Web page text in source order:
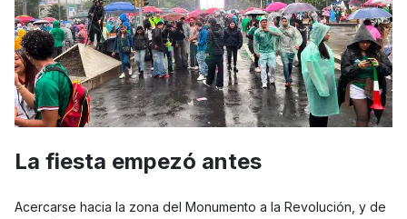
La fiesta empezó antes
Acercarse hacia la zona del Monumento a la Revolución, y de